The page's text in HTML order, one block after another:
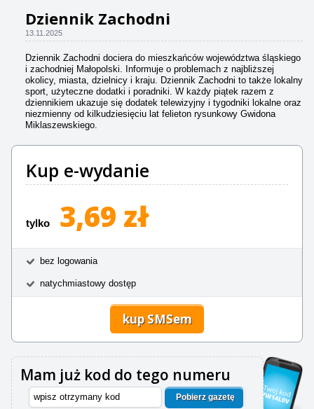
Dziennik Zachodni
13.11.2025
Dziennik Zachodni dociera do mieszkańców województwa śląskiego
i zachodniej Małopolski. Informuje o problemach z najbliższej
okolicy, miasta, dzielnicy i kraju. Dziennik Zachodni to także lokalny
sport, użyteczne dodatki i poradniki. W każdy piątek razem z
dziennikiem ukazuje się dodatek telewizyjny i tygodniki lokalne oraz
niezmienny od kilkudziesięciu lat felieton rysunkowy Gwidona
Miklaszewskiego.
Kup e-wydanie
tylko 3,69 zł
bez logowania
natychmiastowy dostęp
kup SMSem
Mam już kod do tego numeru
Pobierz gazetę